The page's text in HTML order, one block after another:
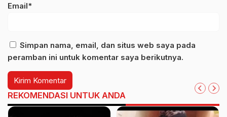
Email*
Simpan nama, email, dan situs web saya pada
peramban ini untuk komentar saya berikutnya.
REKOMENDASI UNTUK ANDA